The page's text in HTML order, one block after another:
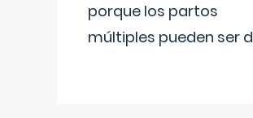
porque los partos
múltiples pueden ser d